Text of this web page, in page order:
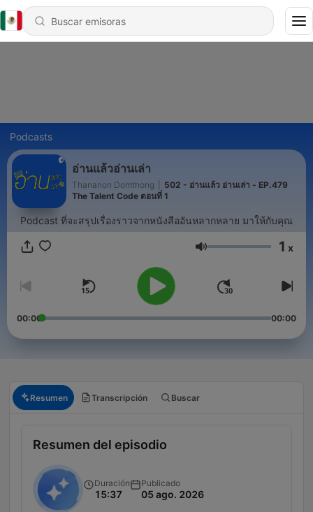
Podcasts
อ่านแล้วอ่านเล่า
Thananon Domthong
502 - อ่านแล้ว อ่านเล่า - EP.479
The Talent Code ตอนที่ 1
Podcast ที่จะสรุปเรื่องราวจากหนังสืออันหลากหลาย มาให้กับคุณ
Volumen 1 x
00:00 00:00
Resumen Transcripción Buscar
Resumen del episodio
Duración
15:37
Publicado
05 ago. 2026